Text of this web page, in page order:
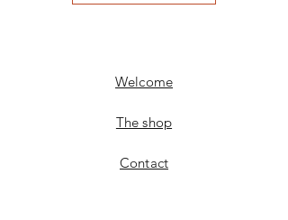
Welcome
The shop
Contact